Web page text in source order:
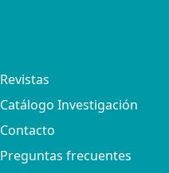
Revistas
Catálogo Investigación
Contacto
Preguntas frecuentes